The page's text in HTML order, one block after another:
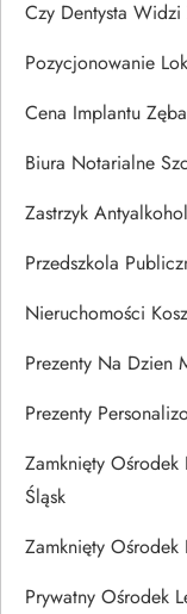
Czy Dentysta Widzi
Pozycjonowanie
Cena Implantu
Biura Notarialne
Zastrzyk
Przedszkola
Nieruchomości
Prezenty Na Dzien
Prezenty
Zamknięty
Śląsk
Zamknięty Ośrodek
Prywatny Ośrodek